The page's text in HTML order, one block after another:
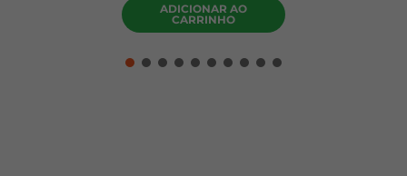
ADICIONAR AO
CARRINHO